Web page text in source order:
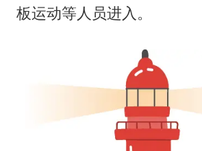
板运动等人员进入。